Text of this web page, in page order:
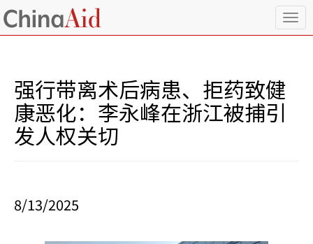
T
o
强行带离术后病患、拒药致健
康恶化：李永峰在浙江被捕引
发人权关切
8/13/2025